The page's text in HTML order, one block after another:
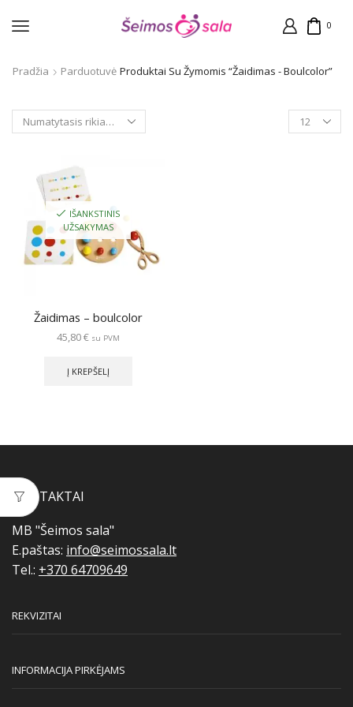
0
Pradžia Parduotuvė Produktai Su Žymomis “Žaidimas - Boulcolor”
Products
per
IŠANKSTINIS
UŽSAKYMAS
Žaidimas – boulcolor
45,80€ su PVM
Į KREPŠELĮ
KONTAKTAI
MB "Šeimos sala"
E.paštas: info@seimossala.lt
Tel.: +370 64709649
REKVIZITAI
INFORMACIJA PIRKĖJAMS